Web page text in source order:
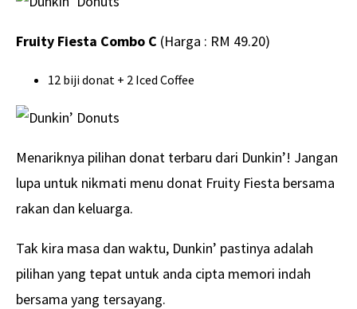
Fruity Fiesta Combo C (Harga : RM 49.20)
12 biji donat + 2 Iced Coffee
Menariknya pilihan donat terbaru dari Dunkin’! Jangan
lupa untuk nikmati menu donat Fruity Fiesta bersama
rakan dan keluarga.
Tak kira masa dan waktu, Dunkin’ pastinya adalah
pilihan yang tepat untuk anda cipta memori indah
bersama yang tersayang.